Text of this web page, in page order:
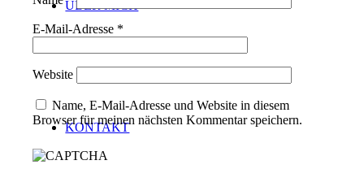
ÜBER MICH
KONTAKT
E-Mail-Adresse *
Website
Name, E-Mail-Adresse und Website in diesem
Browser für meinen nächsten Kommentar speichern.